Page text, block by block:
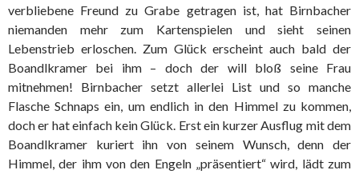
verbliebene Freund zu Grabe getragen ist, hat Birnbacher
niemanden mehr zum Kartenspielen und sieht seinen
Lebenstrieb erloschen. Zum Glück erscheint auch bald der
Boandlkramer bei ihm – doch der will bloß seine Frau
mitnehmen! Birnbacher setzt allerlei List und so manche
Flasche Schnaps ein, um endlich in den Himmel zu kommen,
doch er hat einfach kein Glück. Erst ein kurzer Ausflug mit dem
Boandlkramer kuriert ihn von seinem Wunsch, denn der
Himmel, der ihm von den Engeln „präsentiert“ wird, lädt zum